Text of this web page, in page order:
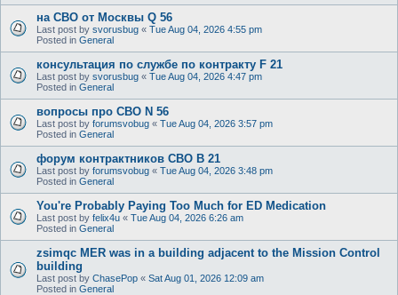
на СВО от Москвы Q 56
Last post by svorusbug « Tue Aug 04, 2026 4:55 pm
Posted in General
консультация по службе по контракту F 21
Last post by svorusbug « Tue Aug 04, 2026 4:47 pm
Posted in General
вопросы про СВО N 56
Last post by forumsvobug « Tue Aug 04, 2026 3:57 pm
Posted in General
форум контрактников СВО B 21
Last post by forumsvobug « Tue Aug 04, 2026 3:48 pm
Posted in General
You're Probably Paying Too Much for ED Medication
Last post by felix4u « Tue Aug 04, 2026 6:26 am
Posted in General
zsimqc MER was in a building adjacent to the Mission Control
building
Last post by ChasePop « Sat Aug 01, 2026 12:09 am
Posted in General